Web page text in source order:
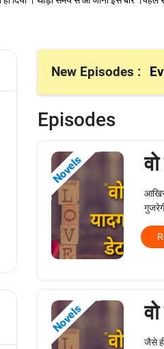
New Episodes :
Episodes
Novels
Novels
जैसे